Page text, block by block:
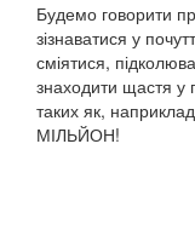
Будемо говорити
зізнаватися у
сміятися,
знаходити щастя у
таких як,
МІЛЬЙОН!